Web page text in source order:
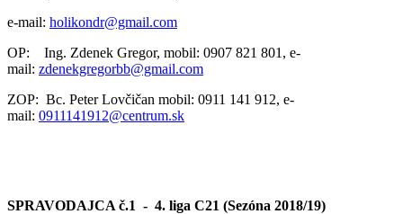
e-mail: holikondr@gmail.com
OP: Ing. Zdenek Gregor, mobil: 0907 821 801, e-
mail: zdenekgregorbb@gmail.com
ZOP: Bc. Peter Lovčičan mobil: 0911 141 912, e-
mail: 0911141912@centrum.sk
SPRAVODAJCA č.1 - 4. liga C21 (Sezóna 2018/19)